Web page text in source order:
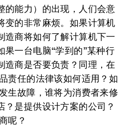
的能力）的出现，人们会意
变的非常麻烦。如果计算机
造商将如何了解计算机下一
果一台电脑“学到的”某种行
造商是否要负责？同理，在
责任的法律该如何适用？如
生故障，谁将为消费者来修
？是提供设计方案的公司？
呢？